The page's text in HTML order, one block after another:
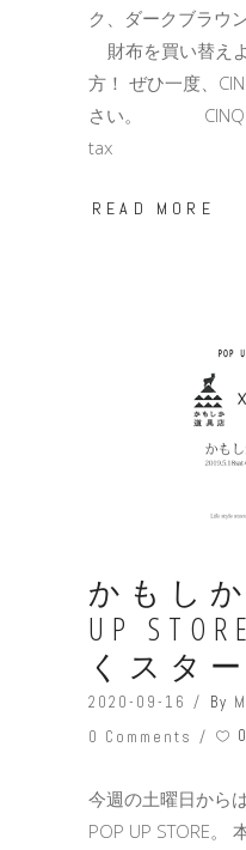
ク、ダークブラウ
財布を買い替え
方！ ぜひ一度、
さい。 CINQ /
tax
READ MORE
かもし
UP
くスタ
2020-09-16 By
0 Comments
今週の土曜日から
POP UP STORE。